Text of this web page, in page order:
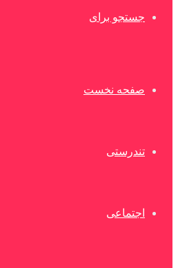
جستجو برای
صفحه نخست
تندرستی
اجتماعی